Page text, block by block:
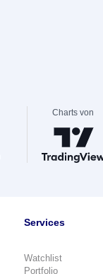
Charts von
Services
Watchlist
Portfolio